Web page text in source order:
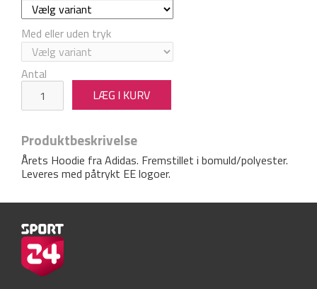
Med eller uden tryk
Antal
Produktbeskrivelse
Årets Hoodie fra Adidas. Fremstillet i bomuld/polyester.
Leveres med påtrykt EE logoer.